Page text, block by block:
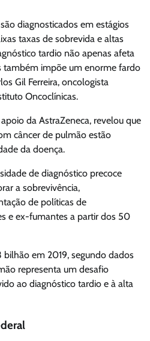
diagnosticados em estágios
taxas de sobrevida e altas
tardio não apenas afeta
também impõe um enorme fardo
Gil Ferreira, oncologista
Oncoclínicas.
da AstraZeneca, revelou que
câncer de pulmão estão
da doença.
de diagnóstico precoce
a sobrevivência,
de políticas de
e ex-fumantes a partir dos 50
bilhão em 2019, segundo dados
representa um desafio
ao diagnóstico tardio e à alta